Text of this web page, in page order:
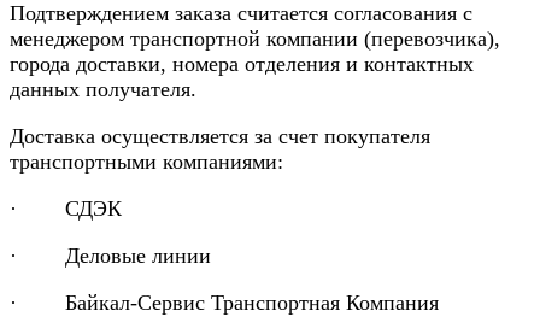
Подтверждением заказа считается согласования с
менеджером транспортной компании (перевозчика),
города доставки, номера отделения и контактных
данных получателя.
Доставка осуществляется за счет покупателя
транспортными компаниями:
· СДЭК
· Деловые линии
· Байкал-Сервис Транспортная Компания